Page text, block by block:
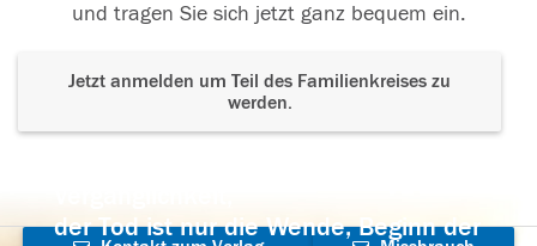
und tragen Sie sich jetzt ganz bequem ein.
Jetzt anmelden um Teil des Familienkreises zu
werden.
der Tod ist nur die Wende, Beginn der